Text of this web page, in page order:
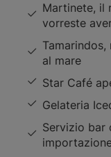
Martinete, il
vorreste
al mare
Star Café
Gelateria
Servizio bar